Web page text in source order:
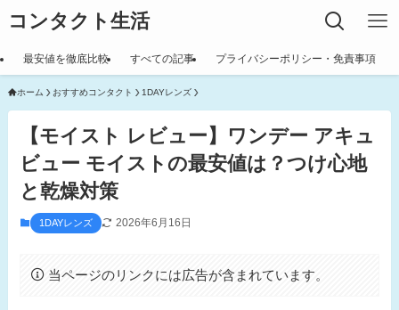
コンタクト生活
最安値を徹底比較 すべての記事 プライバシーポリシー・免責事項
ホーム おすすめコンタクト 1DAYレンズ
【モイスト レビュー】ワンデー アキュ
ビュー モイストの最安値は？つけ心地
と乾燥対策
1DAYレンズ 2026年6月16日
当ページのリンクには広告が含まれています。